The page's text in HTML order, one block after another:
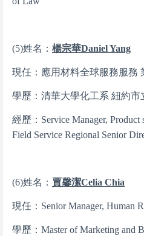
(5)姓名： 楊宗華Daniel Yang
現任：應用材料全球服務服務
學歷：清華大學化工系 紐約市
經歷：Service Manager, Product
Field Service Regional Senior
(6)姓名： 賈馨潔Celia Chia
現任：Senior Manager, Human
學歷：Master of Marketing and